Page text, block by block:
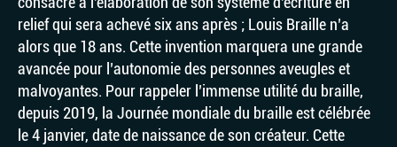
relief qui sera achevé six ans après ; Louis Braille n’a
alors que 18 ans. Cette invention marquera une grande
avancée pour l’autonomie des personnes aveugles et
malvoyantes. Pour rappeler l’immense utilité du braille,
depuis 2019, la Journée mondiale du braille est célébrée
le 4 janvier, date de naissance de son créateur. Cette